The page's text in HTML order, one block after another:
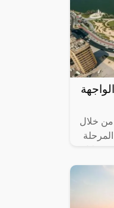
من خلال